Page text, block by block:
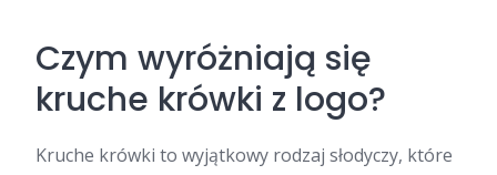
Czym wyróżniają się
kruche krówki z logo?
Kruche krówki to wyjątkowy rodzaj słodyczy, które